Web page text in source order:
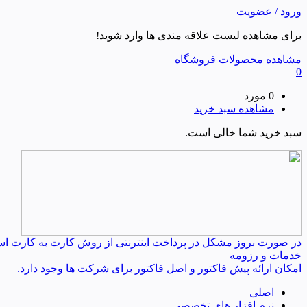
ورود / عضویت
برای مشاهده لیست علاقه مندی ها وارد شوید!
مشاهده محصولات فروشگاه
0
0 مورد
مشاهده سبد خرید
سبد خرید شما خالی است.
در صورت بروز مشکل در پرداخت اینترنتی از روش کارت به کارت
خدمات و رزومه
امکان ارائه پیش فاکتور و اصل فاکتور برای شرکت ها وجود دارد.
اصلی